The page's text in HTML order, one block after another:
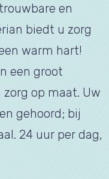
en
biedt u zorg
warm hart!
een groot
op maat. Uw
gehoord; bij
24 uur per dag,